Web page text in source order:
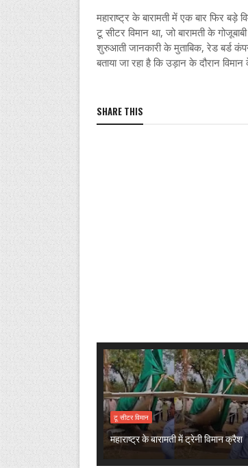
महाराष्ट्र के बारामती में एक बार फिर
टू सीटर विमान था, जो बारामती के
शुरुआती जानकारी के मुताबिक, रेड बर्ड
बताया जा रहा है कि उड़ान के दौरान
SHARE THIS
टू सीटर विमान
महाराष्ट्र के बारामती में ट्रेनी विमान क्रैश